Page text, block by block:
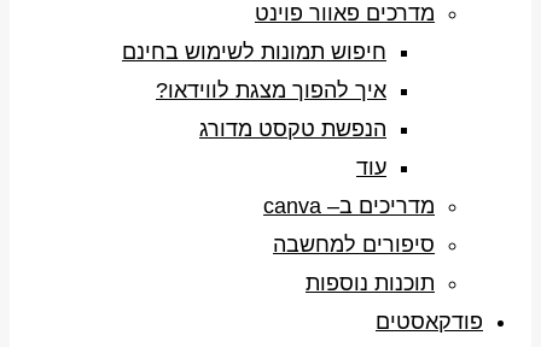
מדרכים פאוור פוינט
חיפוש תמונות לשימוש בחינם
איך להפוך מצגת לווידאו?
הנפשת טקסט מדורג
עוד
מדריכים ב– canva
סיפורים למחשבה
תוכנות נוספות
פודקאסטים